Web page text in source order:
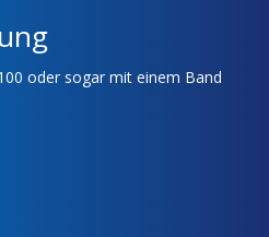
oder sogar mit einem Band